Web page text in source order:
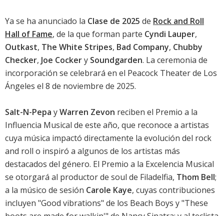
Ya se ha anunciado la Clase de 2025 de Rock and Roll
Hall of Fame, de la que forman parte Cyndi Lauper,
Outkast, The White Stripes, Bad Company, Chubby
Checker, Joe Cockery Soundgarden. La ceremonia de
incorporación se celebrará en el Peacock Theater de Los
Ángeles el 8 de noviembre de 2025.
Salt-N-Pepa yWarren Zevon reciben el Premio a la
Influencia Musical de este año, que reconoce a artistas
cuya música impactó directamente la evolución del rock
and roll o inspiró a algunos de los artistas más
destacados del género. El Premio a la Excelencia Musical
se otorgará al productor de soul de Filadelfia, Thom Bell;
a la músico de sesión Carole Kaye, cuyas contribuciones
incluyen "Good vibrations" de los Beach Boys y "These